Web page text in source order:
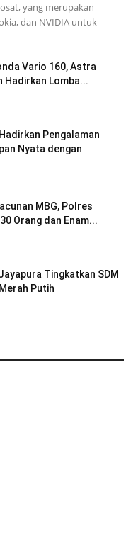
yang merupakan
dan NVIDIA untuk
Vario 160, Astra
Hadirkan Lomba...
Pengalaman
Nyata dengan
MBG, Polres
Orang dan Enam...
Tingkatkan SDM
Putih